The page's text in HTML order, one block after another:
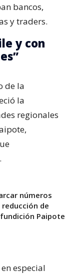
bancos,
y traders.
y con
de la
la
regionales
números
de
Paipote
especial